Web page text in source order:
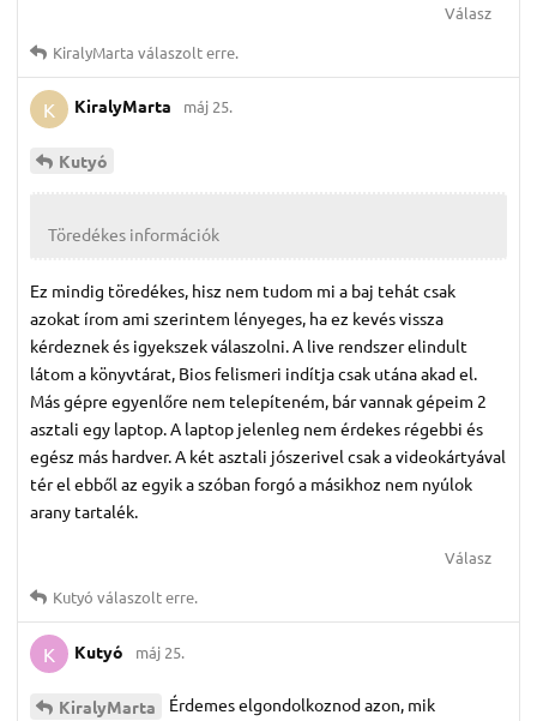
Válasz
KiralyMarta válaszolt erre.
K KiralyMarta máj 25.
Kutyó
Töredékes információk
Ez mindig töredékes, hisz nem tudom mi a baj tehát csak
azokat írom ami szerintem lényeges, ha ez kevés vissza
kérdeznek és igyekszek válaszolni. A live rendszer elindult
látom a könyvtárat, Bios felismeri indítja csak utána akad el.
Más gépre egyenlőre nem telepíteném, bár vannak gépeim 2
asztali egy laptop. A laptop jelenleg nem érdekes régebbi és
egész más hardver. A két asztali jószerivel csak a videokártyával
tér el ebből az egyik a szóban forgó a másikhoz nem nyúlok
arany tartalék.
Válasz
Kutyó válaszolt erre.
K Kutyó máj 25.
KiralyMarta
Érdemes elgondolkoznod azon, mik